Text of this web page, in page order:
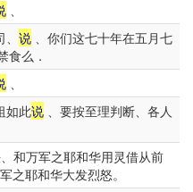
、
说 、你们这七十年在五月七
食么．
、
如此说 、要按至理判断、各人
和万军之耶和华用灵借从前
之耶和华大发烈怒。